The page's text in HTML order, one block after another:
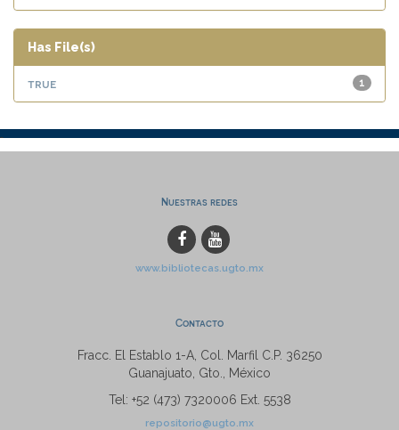
Has File(s)
1
true
Nuestras redes
www.bibliotecas.ugto.mx
Contacto
Fracc. El Establo 1-A, Col. Marfil C.P. 36250
Guanajuato, Gto., México
Tel: +52 (473) 7320006 Ext. 5538
repositorio@ugto.mx